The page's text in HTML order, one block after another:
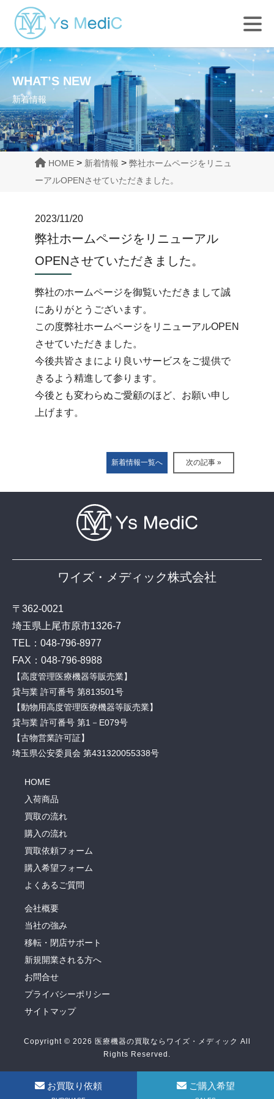
WHAT’S NEW
新着情報
HOME> 新着情報 > 弊社ホームページをリニュ
ーアルOPENさせていただきました。
2023/11/20
弊社ホームページをリニューアル
OPENさせていただきました。
弊社のホームページを御覧いただきまして誠
にありがとうございます。
この度弊社ホームページをリニューアルOPEN
させていただきました。
今後共皆さまにより良いサービスをご提供で
きるよう精進して参ります。
今後とも変わらぬご愛顧のほど、お願い申し
上げます。
新着情報一覧へ 次の記事 »
ワイズ・メディック株式会社
〒362-0021
埼玉県上尾市原市1326-7
TEL： 048-796-8977
FAX：048-796-8988
【高度管理医療機器等販売業】
貸与業 許可番号 第813501号
【動物用高度管理医療機器等販売業】
貸与業 許可番号 第1－E079号
【古物営業許可証】
埼玉県公安委員会 第431320055338号
HOME
入荷商品
買取の流れ
購入の流れ
買取依頼フォーム
購入希望フォーム
よくあるご質問
会社概要
当社の強み
移転・閉店サポート
新規開業される方へ
お問合せ
プライバシーポリシー
サイトマップ
お買取り依頼 ご購入希望
Copyright © 2026 医療機器の買取ならワイズ・メディック All
Rights Reserved.